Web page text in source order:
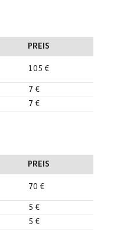
PREIS
105 €
7 €
7 €
PREIS
70 €
5 €
5 €